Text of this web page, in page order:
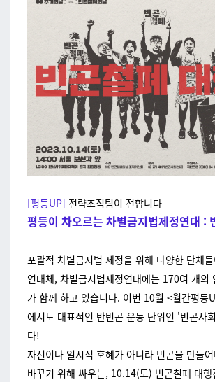
[평등UP] 전략조직팀이 전합니다
평등이 차오르는 차별금지법제정연대 :
포괄적 차별금지법 제정을 위해 다양한 단체
연대체, 차별금지법제정연대에는 170여 개의
가 함께 하고 있습니다. 이번 10월 <월간평등
에서도 대표적인 반빈곤 운동 단위인 '빈곤사
다!
자선이나 일시적 호혜가 아니라 빈곤을 만들
바꾸기 위해 싸우는, 10.14(토) 빈곤철폐 대